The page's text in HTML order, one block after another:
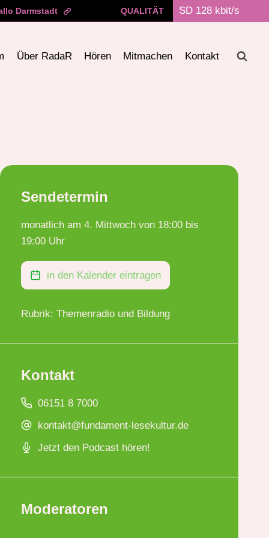
Darmstadt QUALITÄT
Über RadaR Hören Mitmachen Kontakt
Sendetermin
monatlich am 4. Mittwoch von 18:00 bis
19:00 Uhr
in den Kalender eintragen
Rubrik: Themenradio und Bildung
Kontakt
06151 8 7000
kontakt@fundament-lesekultur.de
Jetzt den Podcast hören!
Moderatoren